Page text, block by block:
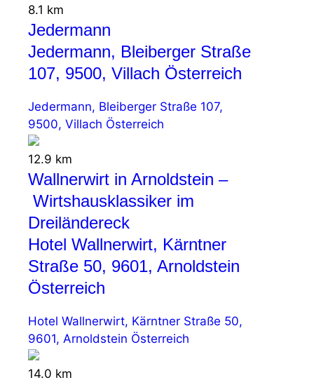
8.1 km
Jedermann
Jedermann, Bleiberger Straße
107, 9500, Villach Österreich
Jedermann, Bleiberger Straße 107,
9500, Villach Österreich
12.9 km
Wallnerwirt in Arnoldstein –
Wirtshausklassiker im
Dreiländereck
Hotel Wallnerwirt, Kärntner
Straße 50, 9601, Arnoldstein
Österreich
Hotel Wallnerwirt, Kärntner Straße 50,
9601, Arnoldstein Österreich
14.0 km